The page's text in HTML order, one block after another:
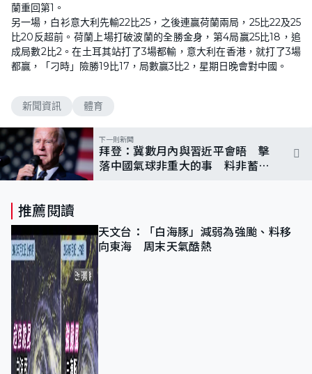
蘭重回第1。
另一場，白衫意大利先輸22比25，之後連贏荷蘭兩局，25比22及25
比20反超前。荷蘭上場打破波蘭的全勝金身，第4局贏25比18，追
成局數2比2。在土耳其站打了3場都輸，意大利在香港，就打了3場
都贏，「刁時」險勝19比17，局數贏3比2，星期日晚會對中國。
新聞資訊 體育
下一則新聞
拜登：冀數月內與習近平會晤 擊
落中國氣球非重大的事 料非蓄意
推薦閱讀
天文台：「白海豚」減弱為強颱、料移
向東海 周末天氣酷熱